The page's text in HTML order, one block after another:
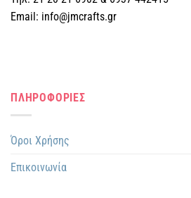
Email: info@jmcrafts.gr
ΠΛΗΡΟΦΟΡΙΕΣ
Όροι Χρήσης
Επικοινωνία